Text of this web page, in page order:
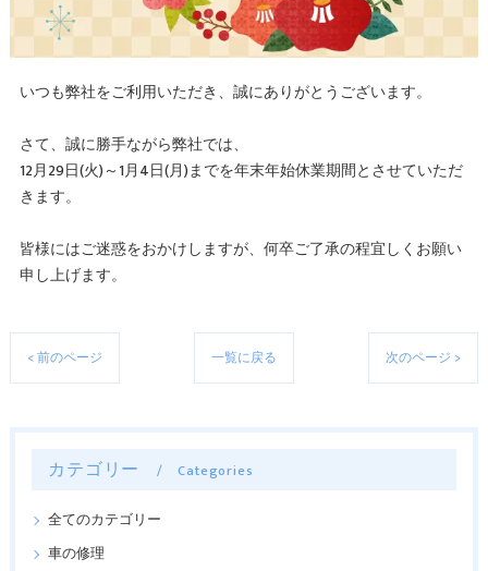
いつも弊社をご利用いただき、誠にありがとうございます。
さて、誠に勝手ながら弊社では、
12月29日(火)～1月4日(月)までを年末年始休業期間とさせていただ
きます。
皆様にはご迷惑をおかけしますが、何卒ご了承の程宜しくお願い
申し上げます。
< 前のページ 一覧に戻る 次のページ >
カテゴリー Categories
全てのカテゴリー
車の修理